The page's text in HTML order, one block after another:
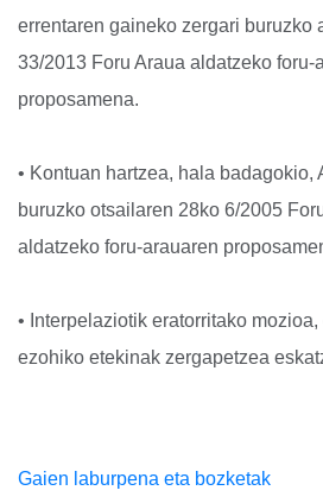
errentaren gaineko zergari buruzko
33/2013 Foru Araua aldatzeko foru-
proposamena.
• Kontuan hartzea, hala badagokio,
buruzko otsailaren 28ko 6/2005
aldatzeko foru-arauaren
• Interpelaziotik eratorritako
ezohiko etekinak zergapetzea
Gaien laburpena eta bozketak